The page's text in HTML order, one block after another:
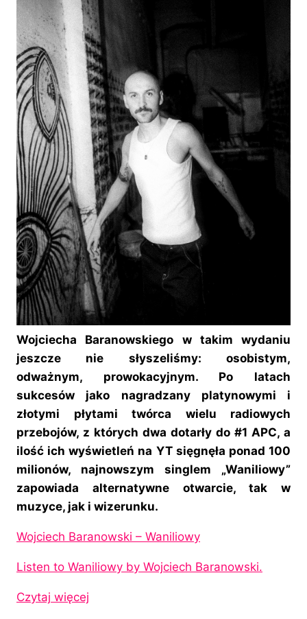
Wojciecha Baranowskiego w takim wydaniu
jeszcze nie słyszeliśmy: osobistym,
odważnym, prowokacyjnym. Po latach
sukcesów jako nagradzany platynowymi i
złotymi płytami twórca wielu radiowych
przebojów, z których dwa dotarły do #1 APC, a
ilość ich wyświetleń na YT sięgnęła ponad 100
milionów, najnowszym singlem „Waniliowy”
zapowiada alternatywne otwarcie, tak w
muzyce, jak i wizerunku.
Wojciech Baranowski – Waniliowy
Listen to Waniliowy by Wojciech Baranowski.
Czytaj więcej